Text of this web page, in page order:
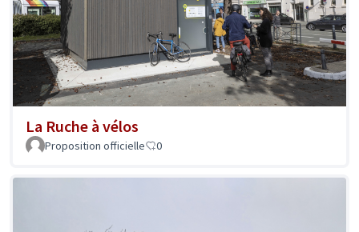
La Ruche à vélos
Proposition officielle 0